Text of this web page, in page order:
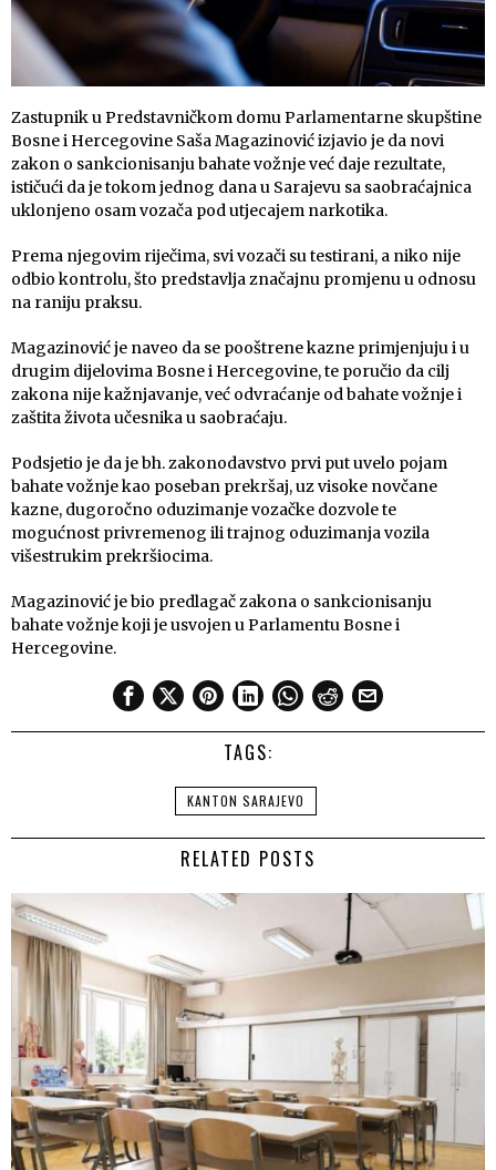
Zastupnik u Predstavničkom domu Parlamentarne skupštine
Bosne i Hercegovine Saša Magazinović izjavio je da novi
zakon o sankcionisanju bahate vožnje već daje rezultate,
ističući da je tokom jednog dana u Sarajevu sa saobraćajnica
uklonjeno osam vozača pod utjecajem narkotika.
Prema njegovim riječima, svi vozači su testirani, a niko nije
odbio kontrolu, što predstavlja značajnu promjenu u odnosu
na raniju praksu.
Magazinović je naveo da se pooštrene kazne primjenjuju i u
drugim dijelovima Bosne i Hercegovine, te poručio da cilj
zakona nije kažnjavanje, već odvraćanje od bahate vožnje i
zaštita života učesnika u saobraćaju.
Podsjetio je da je bh. zakonodavstvo prvi put uvelo pojam
bahate vožnje kao poseban prekršaj, uz visoke novčane
kazne, dugoročno oduzimanje vozačke dozvole te
mogućnost privremenog ili trajnog oduzimanja vozila
višestrukim prekršiocima.
Magazinović je bio predlagač zakona o sankcionisanju
bahate vožnje koji je usvojen u Parlamentu Bosne i
Hercegovine.
TAGS:
KANTON SARAJEVO
RELATED POSTS